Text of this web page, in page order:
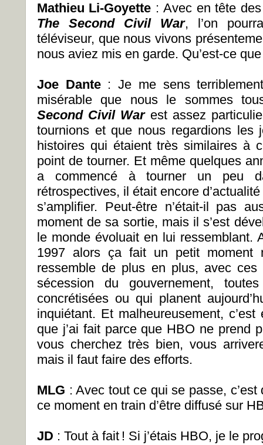
Mathieu Li-Goyette : Avec en tête
The Second Civil War, l’on
téléviseur, que nous vivons
nous aviez mis en garde. Qu’est-ce
Joe Dante: Je me sens
misérable que nous le sommes
Second Civil War est assez
tournions et que nous regardions les
histoires qui étaient très similaires à
point de tourner. Et même quelques
a commencé à tourner un peu
rétrospectives, il était encore
s’amplifier. Peut-être n’était-il pas
moment de sa sortie, mais il s’est
le monde évoluait en lui
1997 alors ça fait un petit
ressemble de plus en plus, avec ces
sécession du gouvernement,
concrétisées ou qui planent
inquiétant. Et malheureusement,
que j’ai fait parce que HBO ne
vous cherchez très bien, vous
mais il faut faire des efforts.
MLG : Avec tout ce qui se passe,
ce moment en train d’être diffusé sur
JD : Tout à fait ! Si j’étais HBO, je le